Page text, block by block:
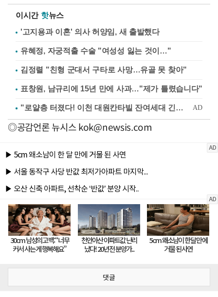
이시간 핫뉴스
'고지용과 이혼' 의사 허양임, 새 출발했다
유혜정, 자궁적출 수술 "여성성 잃는 것이…"
김정렬 "친형 군대서 구타로 사망…유골 못 찾아"
표창원, 남규리에 15년 만에 사과…"제가 틀렸습니다"
◎공감언론 뉴시스kok@newsis.com
댓글